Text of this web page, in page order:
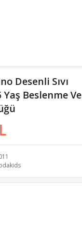
Desenli Sıvı
Beslenme Ve